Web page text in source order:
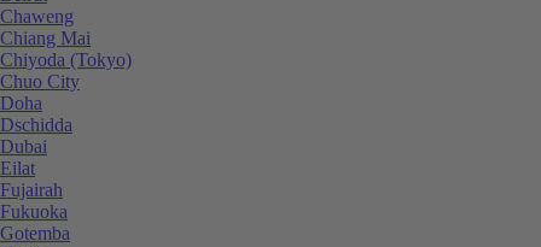
Chaweng
Chiang Mai
Chiyoda (Tokyo)
Chuo City
Doha
Dschidda
Dubai
Eilat
Fujairah
Fukuoka
Gotemba